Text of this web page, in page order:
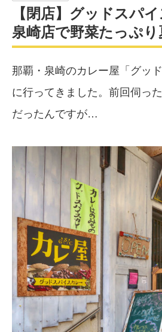
【閉店】グッドスパ
泉崎店で野菜たっぷ
那覇・泉崎のカレー屋「グッ
に行ってきました。前回伺っ
だったんですが…